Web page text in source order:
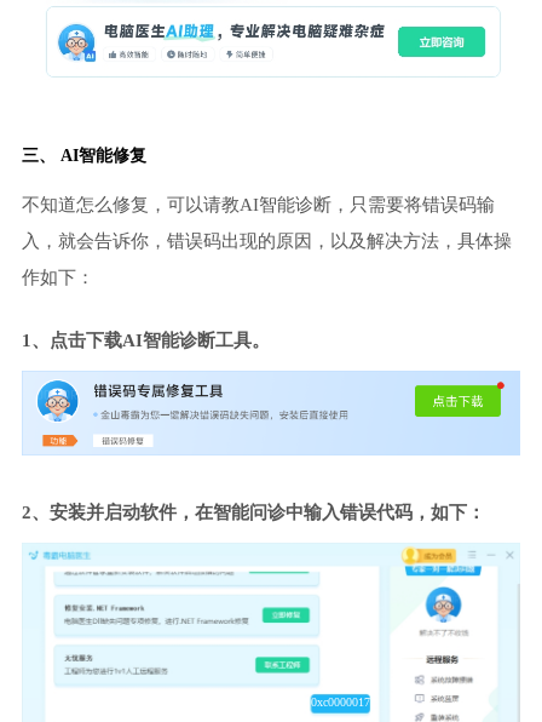
三、 AI智能修复
不知道怎么修复，可以请教AI智能诊断，只需要将错误码输
入，就会告诉你，错误码出现的原因，以及解决方法，具体操
作如下：
1、点击下载AI智能诊断工具。
2、安装并启动软件，在智能问诊中输入错误代码，如下：
0xc0000017